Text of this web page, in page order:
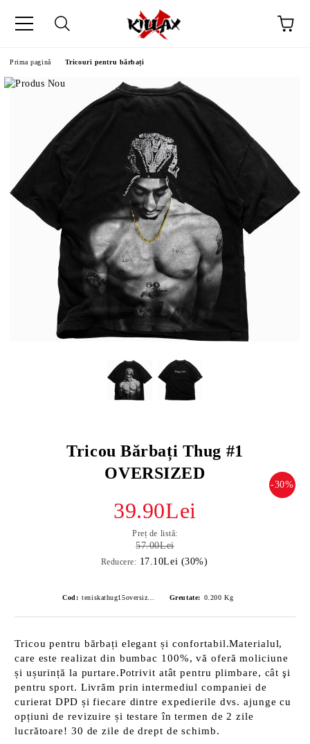
Prima pagină Tricouri pentru bărbați
Tricou Bărbați Thug #1
OVERSIZED
-30%
39.90Lei
Preț de listă:
57.00Lei
Reducere: 17.10Lei (30%)
Cod: Greutate: 0.200 Kg
Tricou pentru bărbați elegant și confortabil.Materialul,
care este realizat din bumbac 100%, vă oferă moliciune
și ușurință la purtare.Potrivit atât pentru plimbare, cât şi
pentru sport. Livrăm prin intermediul companiei de
curierat DPD și fiecare dintre expedierile dvs. ajunge cu
opțiuni de revizuire și testare în termen de 2 zile
lucrătoare! 30 de zile de drept de schimb.